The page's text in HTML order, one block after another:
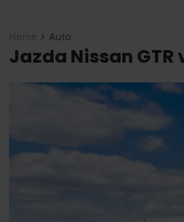
Home Auto
Jazda Nissan